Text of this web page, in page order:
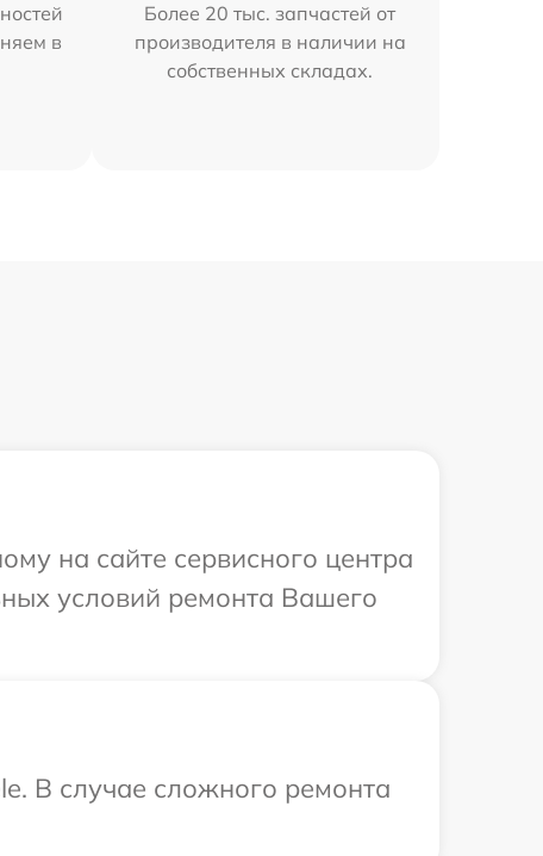
в
Более 20 тыс. запчастей от
производителя в наличии на
собственных складах.
на сайте сервисного центра
условий ремонта Вашего
В случае сложного ремонта